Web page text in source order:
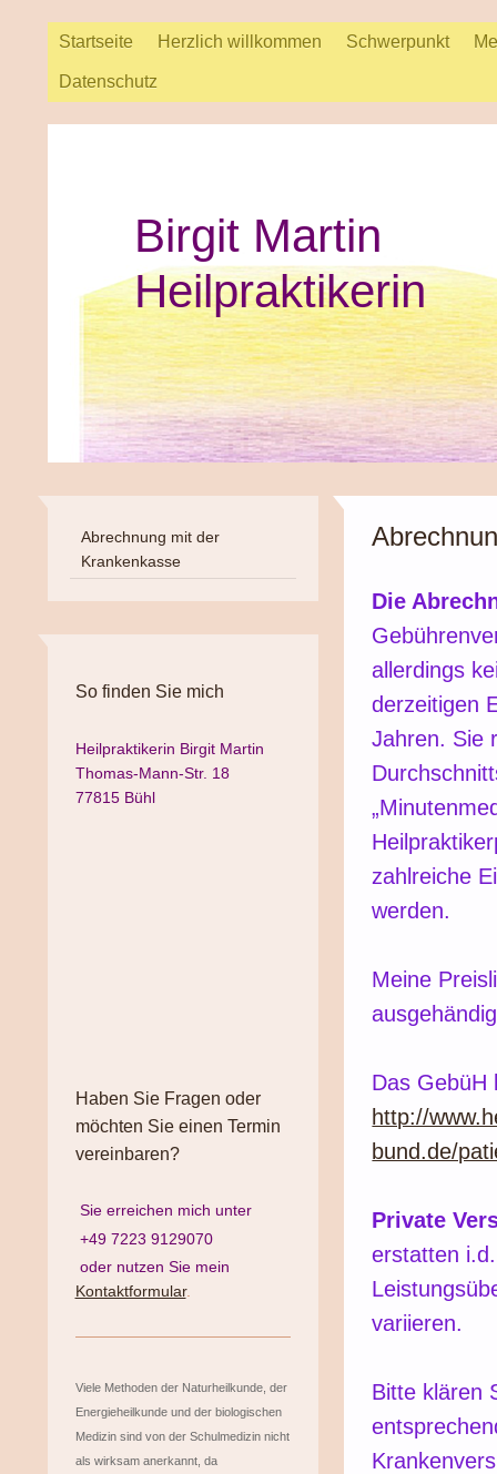
Startseite Herzlich willkommen Schwerpunkt
Datenschutz
Birgit Martin
Heilpraktikerin
Die
allerdings
derzeitigen
Jahren. Sie
zahlreiche
werden.
Meine
Das GebüH
http://
bund.de/
Private
erstatten
variieren.
Bitte klären
Abrechnung mit der
Krankenkasse
So finden Sie mich
Heilpraktikerin Birgit Martin
Thomas-Mann-Str. 18
77815 Bühl
Haben Sie Fragen oder
möchten Sie einen Termin
vereinbaren?
Sie erreichen mich unter
+49 7223 9129070
oder nutzen Sie mein
Kontaktformular.
Viele Methoden der Naturheilkunde, der
Energieheilkunde und der biologischen
Medizin sind von der Schulmedizin nicht
als wirksam anerkannt, da